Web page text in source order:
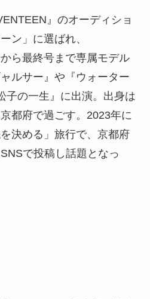
』のオーディショ
ン」に選ばれ、
ら最終号まで専属モデル
ルサー』や『ウォーター
子の一生』に出演。出身は
都府で過ごす。2023年に
決める」旅行で、京都府
で投稿し話題となっ